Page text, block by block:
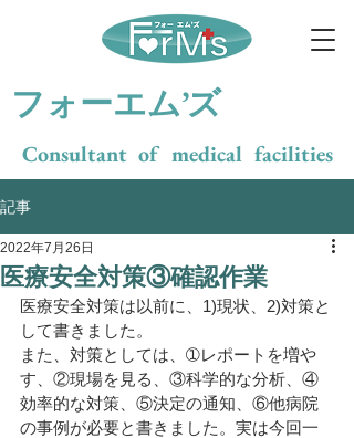
Consultant of medical facilities
​フォーエム’ズ
記事
医療安全対策③確認作業
2022年7月26日
医療安全対策は以前に、1)現状、2)対策と
して書きました。
また、対策としては、➀レポートを増や
す、②現場を見る、③科学的な分析、④
効率的な対策、⑤決定の通知、⑥他病院
の事例が必要と書きました。実は今回一